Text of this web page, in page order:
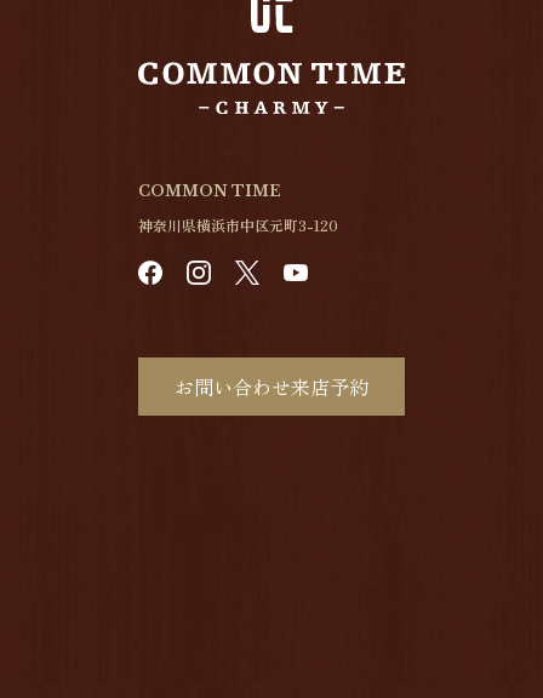
COMMON TIME
神奈川県横浜市中区元町3-120
お問い合わせ来店予約